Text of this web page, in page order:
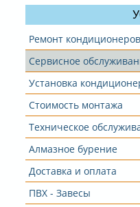
Ремонт кондиционеров
Сервисное
Установка
Стоимость монтажа
Техническое
Алмазное бурение
Доставка и оплата
ПВX - Завесы